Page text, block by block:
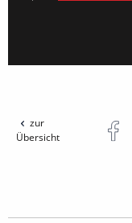
zur
Übersicht